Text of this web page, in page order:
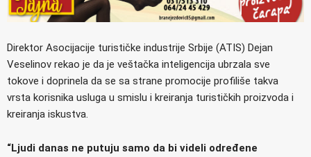
Direktor Asocijacije turističke industrije Srbije (ATIS) Dejan
Veselinov rekao je da je veštačka inteligencija ubrzala sve
tokove i doprinela da se sa strane promocije profiliše takva
vrsta korisnika usluga u smislu i kreiranja turističkih proizvoda i
kreiranja iskustva.
“Ljudi danas ne putuju samo da bi videli određene